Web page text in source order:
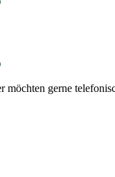
möchten gerne